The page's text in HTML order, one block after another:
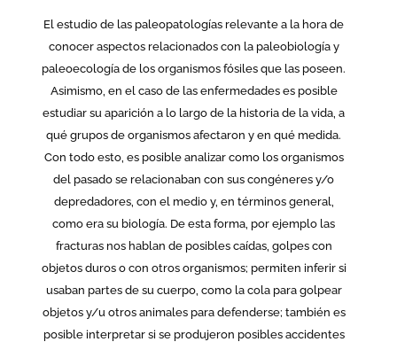
El estudio de las paleopatologías relevante a la hora de
conocer aspectos relacionados con la paleobiología y
paleoecología de los organismos fósiles que las poseen.
Asimismo, en el caso de las enfermedades es posible
estudiar su aparición a lo largo de la historia de la vida, a
qué grupos de organismos afectaron y en qué medida.
Con todo esto, es posible analizar como los organismos
del pasado se relacionaban con sus congéneres y/o
depredadores, con el medio y, en términos general,
como era su biología. De esta forma, por ejemplo las
fracturas nos hablan de posibles caídas, golpes con
objetos duros o con otros organismos; permiten inferir si
usaban partes de su cuerpo, como la cola para golpear
objetos y/u otros animales para defenderse; también es
posible interpretar si se produjeron posibles accidentes